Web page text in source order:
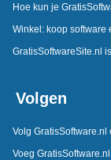
Hoe kun je
Winkel: koop software
GratisSoftwareSite.nl
Volgen
Volg GratisSoftware.nl
Voeg